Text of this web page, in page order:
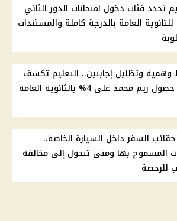
تحدد فئات دخول امتحانات الدور الثاني
2026 للثانوية العامة بالدرجة كاملة والمستندات
وهمية وتظليل إجابتين.. التعليم تكشف
ريم محمد على 4% بالثانوية العامة
السفر داخل السيارة الخاصة..
المسموح بها ومتى تتحول إلى مخالفة
للرخصة